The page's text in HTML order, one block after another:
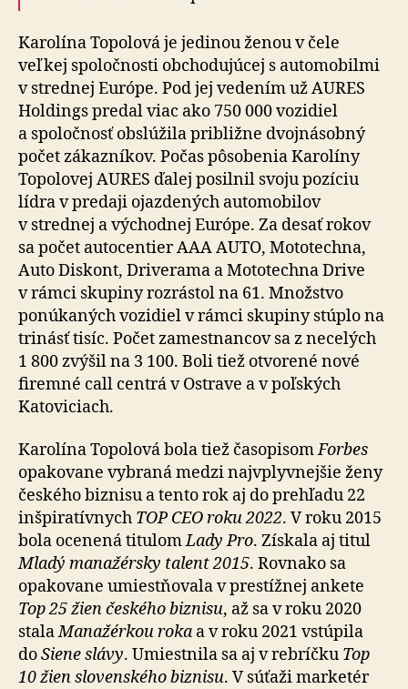
Karolína Topolová je jedinou ženou v čele
veľkej spoločnosti obchodujúcej s automobilmi
v strednej Európe. Pod jej vedením už AURES
Holdings predal viac ako 750 000 vozidiel
a spoločnosť obslúžila približne dvojnásobný
počet zákazníkov. Počas pôsobenia Karolíny
Topolovej AURES ďalej posilnil svoju pozíciu
lídra v predaji ojazdených automobilov
v strednej a východnej Európe. Za desať rokov
sa počet autocentier AAA AUTO, Mototechna,
Auto Diskont, Driverama a Mototechna Drive
v rámci skupiny rozrástol na 61. Množstvo
ponúkaných vozidiel v rámci skupiny stúplo na
trinásť tisíc. Počet zamestnancov sa z necelých
1 800 zvýšil na 3 100. Boli tiež otvorené nové
firemné call centrá v Ostrave a v poľských
Katoviciach.
Karolína Topolová bola tiež časopisomForbes
opakovane vybraná medzi najvplyvnejšie ženy
českého biznisu a tento rok aj do prehľadu 22
inšpiratívnych TOP CEO roku 2022. V roku 2015
bola ocenená titulomLady Pro. Získala aj titul
Mladý manažérsky talent 2015. Rovnako sa
opakovane umiestňovala v prestížnej ankete
Top 25 žien českého biznisu, až sa v roku 2020
stalaManažérkou roka a v roku 2021 vstúpila
doSiene slávy. Umiestnila sa aj v rebríčku Top
10 žien slovenského biznisu. V súťaži marketér